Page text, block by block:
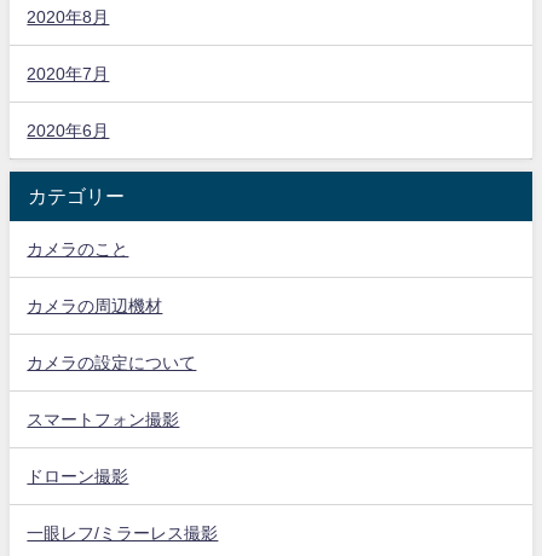
2020年8月
2020年7月
2020年6月
カテゴリー
カメラのこと
カメラの周辺機材
カメラの設定について
スマートフォン撮影
ドローン撮影
一眼レフ/ミラーレス撮影